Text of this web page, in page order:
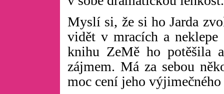
Myslí si, že si ho Jarda
vidět v mracích a
knihu ZeMě ho potěšila
zájmem. Má za sebou
moc cení jeho výjimečného